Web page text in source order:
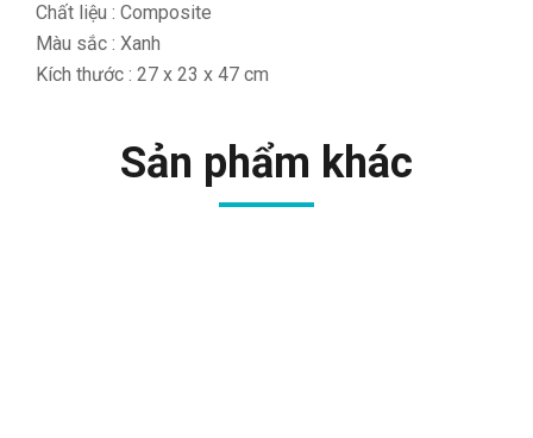
Chất liệu : Composite
Màu sắc : Xanh
Kích thước : 27 x 23 x 47 cm
Sản phẩm khác